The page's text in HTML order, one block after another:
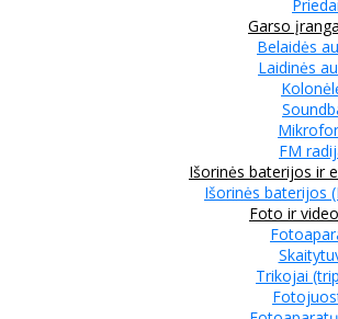
Priedai
Garso įranga
Belaidės
Laidinės
FM
Išorinės baterijos ir
Išorinės baterijos
Foto ir video
Trikojai